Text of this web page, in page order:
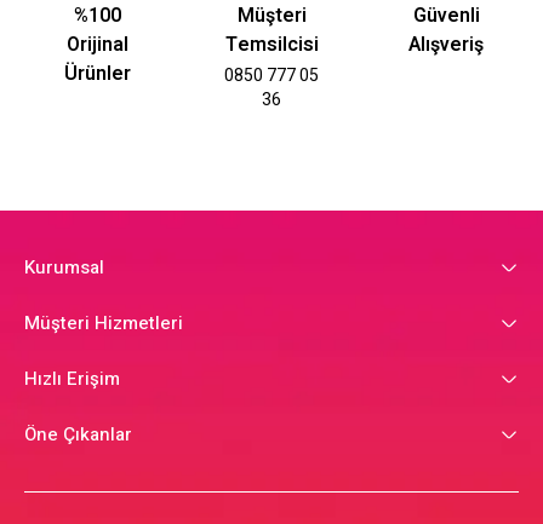
%100
Orijinal
Ürünler
Müşteri
Temsilcisi
0850 777 05
36
Güvenli
Alışveriş
Kurumsal
Müşteri Hizmetleri
Hızlı Erişim
Öne Çıkanlar